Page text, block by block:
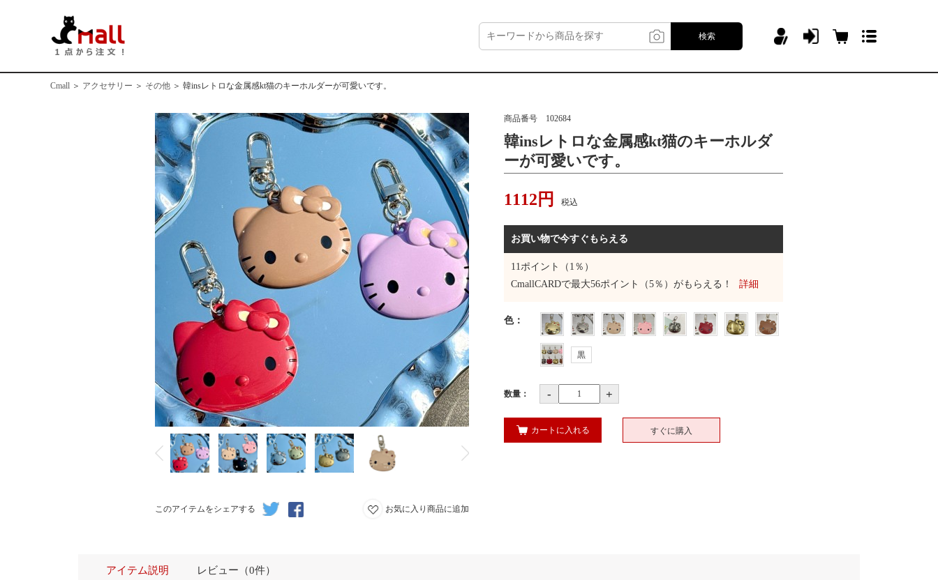
検索
Cmall ＞ アクセサリー ＞ その他 ＞ 韓insレトロな金属感kt猫のキーホルダーが可愛いです。
このアイテムをシェアする お気に入り商品に追加
商品番号 102684
韓insレトロな金属感kt猫のキーホルダ
ーが可愛いです。
1112 円 税込
お買い物で今すぐもらえる
11ポイント（1％）
CmallCARDで最大56ポイント（5％）がもらえる！ 詳細
色：
黒
数量： - +
カートに入れる すぐに購入
アイテム説明 レビュー（0件）